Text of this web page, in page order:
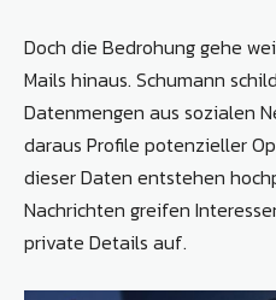
Doch die Bedrohung gehe
Mails hinaus. Schumann
Datenmengen aus sozialen
daraus Profile potenzieller
dieser Daten entstehen
Nachrichten greifen
private Details auf.